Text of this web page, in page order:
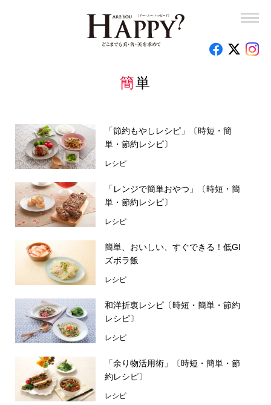
簡単
「節約もやしレシピ」〔時短・簡
単・節約レシピ〕
レシピ
「レンジで簡単おやつ」〔時短・簡
単・節約レシピ〕
レシピ
簡単、おいしい、すぐできる！低GI
ズボラ飯
レシピ
和洋折衷レシピ〔時短・簡単・節約
レシピ〕
レシピ
「余り物活用術」〔時短・簡単・節
約レシピ〕
レシピ